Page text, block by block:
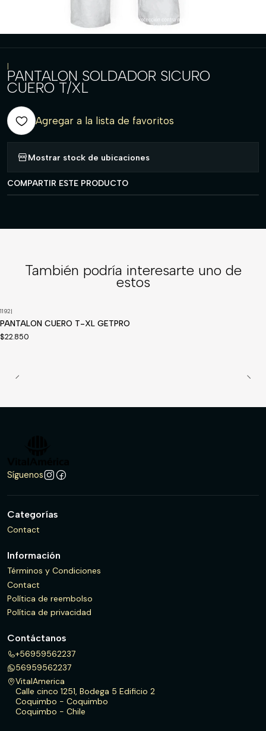
|
PANTALON SOLDADOR SICURO
CUERO T/XL
Agregar a la lista de favoritos
Mostrar stock de ubicaciones
COMPARTIR ESTE PRODUCTO
También podría interesarte uno de
estos
1192|
PANTALON CUERO T-XL GETPRO
$22.850
Síguenos
Categorías
Contact
Información
Términos y Condiciones
Contact
Política de reembolso
Política de privacidad
Contáctanos
+56959562237
56959562237
VitalAmerica
Calle cinco 1251, Bodega 5 Edificio 2
Coquimbo - Coquimbo
Coquimbo - Chile